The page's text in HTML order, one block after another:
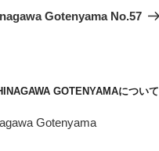
Gotenyama No.57
GOTENYAMAについて
Gotenyama